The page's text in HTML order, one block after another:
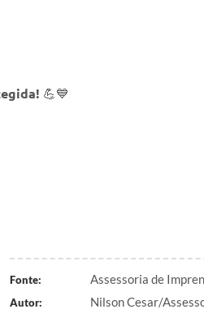
💪💙
Fonte: Assessoria de
Autor: Nilson Cesar/